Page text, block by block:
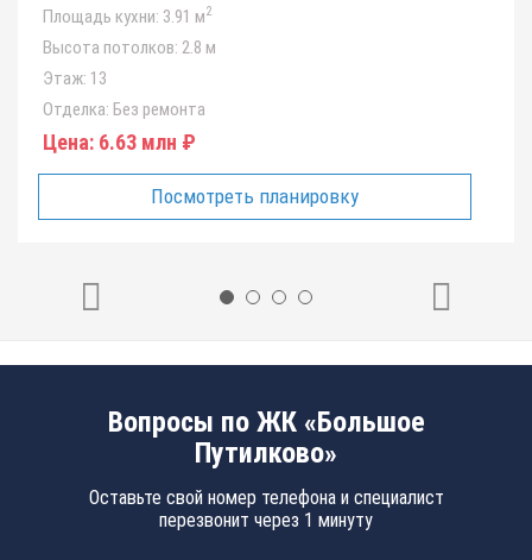
Площадь кухни: 3.91 м2
Высота потолков: 2.8 м
Этаж: 13
Отделка: Без ремонта
Цена: 6.63 млн ₽
Посмотреть планировку
Вопросы по ЖК «Большое
Путилково»
Оставьте свой номер телефона и специалист
перезвонит через 1 минуту